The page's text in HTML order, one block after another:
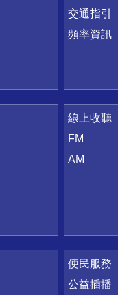
交通指引
頻率資訊
線上收聽
FM
AM
便民服務
公益插播